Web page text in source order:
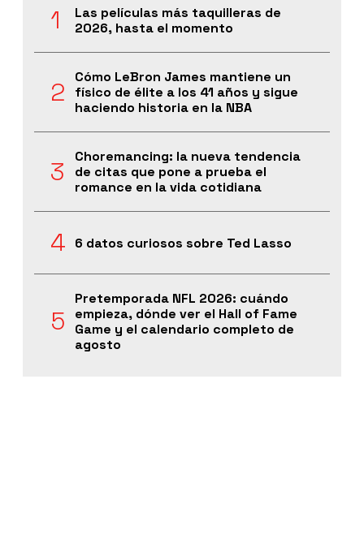
Las películas más taquilleras de
2026, hasta el momento
Cómo LeBron James mantiene un
físico de élite a los 41 años y sigue
haciendo historia en la NBA
Choremancing: la nueva tendencia
de citas que pone a prueba el
romance en la vida cotidiana
6 datos curiosos sobre Ted Lasso
Pretemporada NFL 2026: cuándo
empieza, dónde ver el Hall of Fame
Game y el calendario completo de
agosto